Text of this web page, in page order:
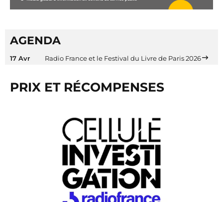
AGENDA
17 Avr Radio France et le Festival du Livre de Paris 2026
PRIX ET RÉCOMPENSES